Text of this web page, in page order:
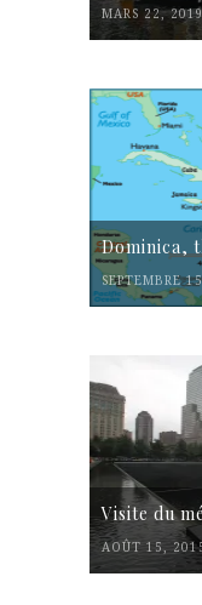
MARS 22,
Dominica,
SEPTEMBRE
Visite du
AOÛT 15,